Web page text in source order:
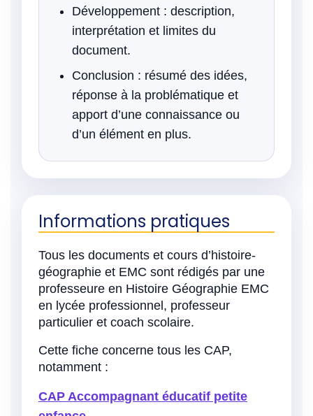
Développement : description,
interprétation et limites du
document.
Conclusion : résumé des idées,
réponse à la problématique et
apport d’une connaissance ou
d’un élément en plus.
Informations pratiques
Tous les documents et cours d’histoire-
géographie et EMC sont rédigés par une
professeure en Histoire Géographie EMC
en lycée professionnel, professeur
particulier et coach scolaire.
Cette fiche concerne tous les CAP,
notamment :
CAP Accompagnant éducatif petite